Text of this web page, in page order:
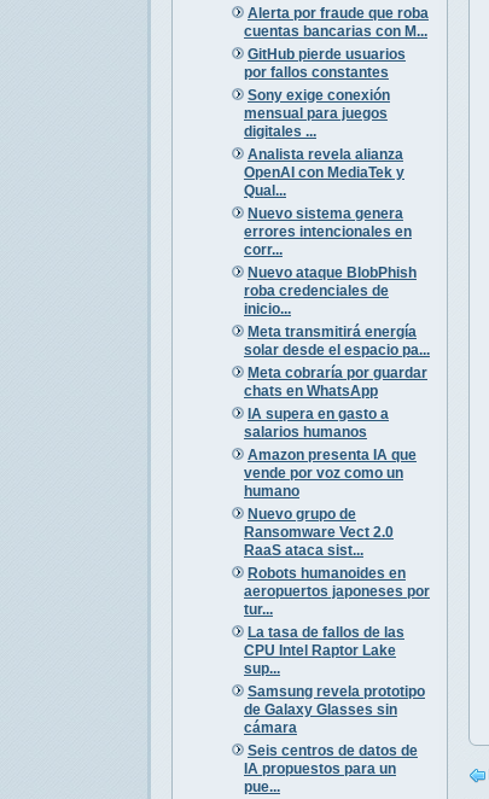
Alerta por fraude que roba
cuentas bancarias con M...
GitHub pierde usuarios
por fallos constantes
Sony exige conexión
mensual para juegos
digitales ...
Analista revela alianza
OpenAI con MediaTek y
Qual...
Nuevo sistema genera
errores intencionales en
corr...
Nuevo ataque BlobPhish
roba credenciales de
inicio...
Meta transmitirá energía
solar desde el espacio pa...
Meta cobraría por guardar
chats en WhatsApp
IA supera en gasto a
salarios humanos
Amazon presenta IA que
vende por voz como un
humano
Nuevo grupo de
Ransomware Vect 2.0
RaaS ataca sist...
Robots humanoides en
aeropuertos japoneses por
tur...
La tasa de fallos de las
CPU Intel Raptor Lake
sup...
Samsung revela prototipo
de Galaxy Glasses sin
cámara
Seis centros de datos de
IA propuestos para un
pue...